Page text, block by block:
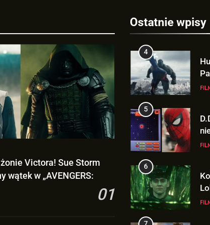
Victora! Sue Storm
wątek w „AVENGERS:
01
Ostatnie wpisy
4
5
6